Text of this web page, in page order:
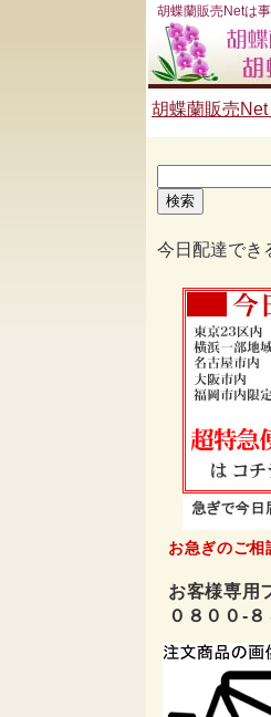
胡蝶蘭販売Netは
胡蝶蘭販売Net
索:
今日配達でき
お急ぎのご相
お客様専用
０８００-